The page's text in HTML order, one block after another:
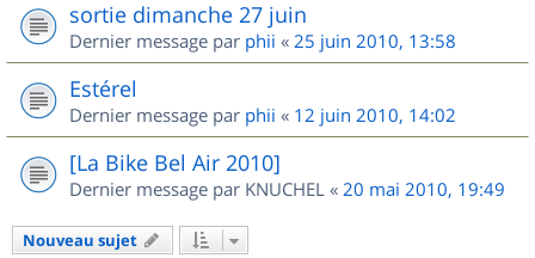
sortie dimanche 27 juin
Dernier message par phii « 25 juin 2010, 13:58
Estérel
Dernier message par phii « 12 juin 2010, 14:02
[La Bike Bel Air 2010]
Dernier message par KNUCHEL « 20 mai 2010, 19:49
Nouveau sujet